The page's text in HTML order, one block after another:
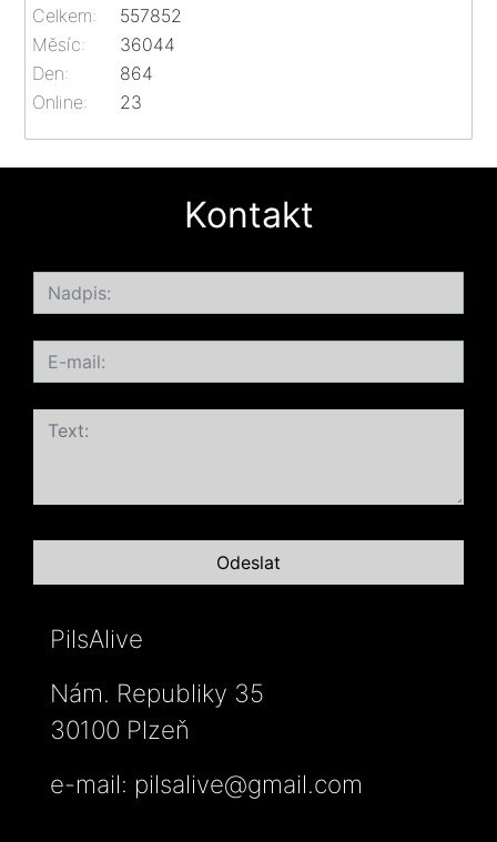
Online: 23
Celkem:
557852
Měsíc:
36044
Den:
864
Kontakt
PilsAlive
Nám. Republiky 35
30100 Plzeň
e-mail: pilsalive@gmail.com